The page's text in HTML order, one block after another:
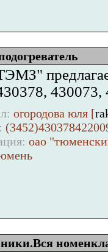
430073,
огородова юля [
оао